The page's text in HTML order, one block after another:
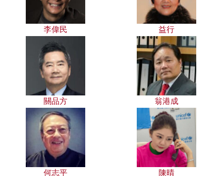
李偉民 益行
關品方 翁港成
何志平 陳晴